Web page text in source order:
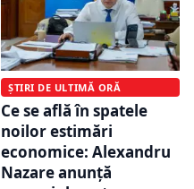
ȘTIRI DE ULTIMĂ ORĂ
Ce se află în spatele
noilor estimări
economice: Alexandru
Nazare anunță